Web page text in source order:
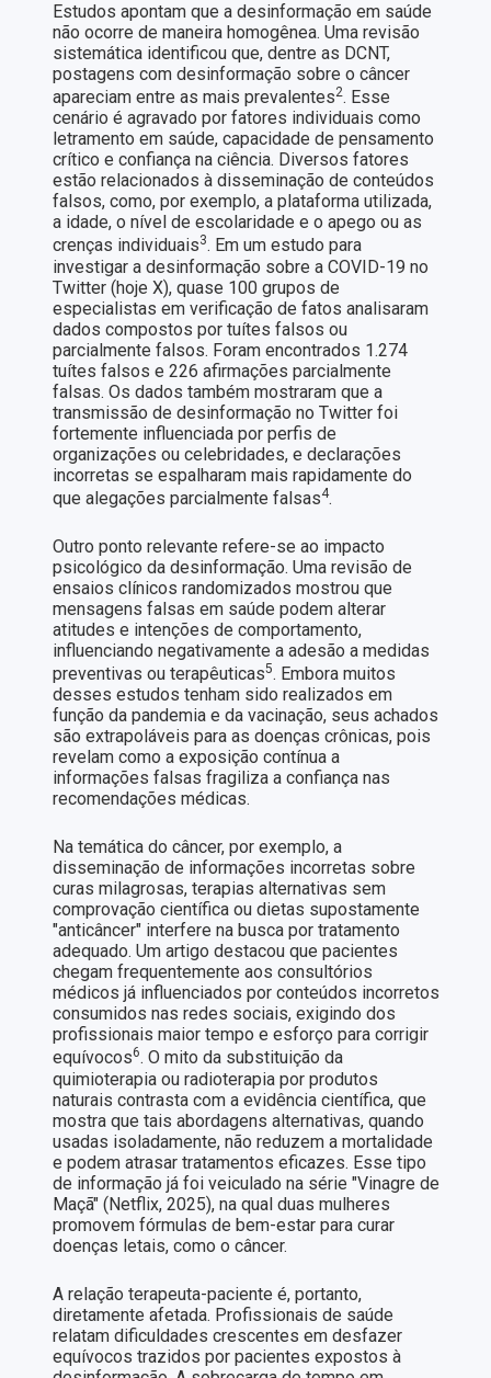
Estudos apontam que a desinformação em saúde
não ocorre de maneira homogênea. Uma revisão
sistemática identificou que, dentre as DCNT,
postagens com desinformação sobre o câncer
apareciam entre as mais prevalentes2. Esse
cenário é agravado por fatores individuais como
letramento em saúde, capacidade de pensamento
crítico e confiança na ciência. Diversos fatores
estão relacionados à disseminação de conteúdos
falsos, como, por exemplo, a plataforma utilizada,
a idade, o nível de escolaridade e o apego ou as
crenças individuais3. Em um estudo para
investigar a desinformação sobre a COVID-19 no
Twitter (hoje X), quase 100 grupos de
especialistas em verificação de fatos analisaram
dados compostos por tuítes falsos ou
parcialmente falsos. Foram encontrados 1.274
tuítes falsos e 226 afirmações parcialmente
falsas. Os dados também mostraram que a
transmissão de desinformação no Twitter foi
fortemente influenciada por perfis de
organizações ou celebridades, e declarações
incorretas se espalharam mais rapidamente do
que alegações parcialmente falsas4.
Outro ponto relevante refere-se ao impacto
psicológico da desinformação. Uma revisão de
ensaios clínicos randomizados mostrou que
mensagens falsas em saúde podem alterar
atitudes e intenções de comportamento,
influenciando negativamente a adesão a medidas
preventivas ou terapêuticas5. Embora muitos
desses estudos tenham sido realizados em
função da pandemia e da vacinação, seus achados
são extrapoláveis para as doenças crônicas, pois
revelam como a exposição contínua a
informações falsas fragiliza a confiança nas
recomendações médicas.
Na temática do câncer, por exemplo, a
disseminação de informações incorretas sobre
curas milagrosas, terapias alternativas sem
comprovação científica ou dietas supostamente
"anticâncer" interfere na busca por tratamento
adequado. Um artigo destacou que pacientes
chegam frequentemente aos consultórios
médicos já influenciados por conteúdos incorretos
consumidos nas redes sociais, exigindo dos
profissionais maior tempo e esforço para corrigir
equívocos6. O mito da substituição da
quimioterapia ou radioterapia por produtos
naturais contrasta com a evidência científica, que
mostra que tais abordagens alternativas, quando
usadas isoladamente, não reduzem a mortalidade
e podem atrasar tratamentos eficazes. Esse tipo
de informação já foi veiculado na série "Vinagre de
Maçã" (Netflix, 2025), na qual duas mulheres
promovem fórmulas de bem-estar para curar
doenças letais, como o câncer.
A relação terapeuta-paciente é, portanto,
diretamente afetada. Profissionais de saúde
relatam dificuldades crescentes em desfazer
equívocos trazidos por pacientes expostos à